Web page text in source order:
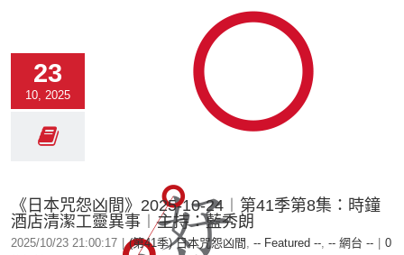
23
10, 2025
《日本咒怨凶間》2025-10-24︱第41季第8集：時鐘
酒店清潔工靈異事︱主持：藍秀朗
2025/10/23 21:00:17 (第41季) 日本咒怨凶間 , -- Featured --, -- 網台 --
0